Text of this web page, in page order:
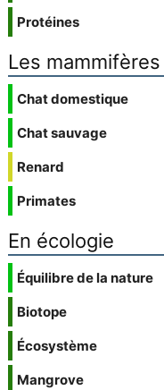
Protéines
Les mammifères
Chat domestique
Chat sauvage
Renard
Primates
En écologie
Équilibre de la nature
Biotope
Écosystème
Mangrove